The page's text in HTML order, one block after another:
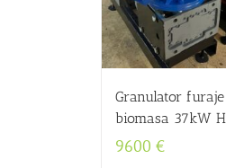
Granulator
biomasa 37kW
9600 €